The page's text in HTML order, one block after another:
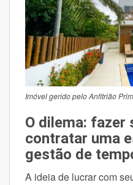
Imóvel gerido pelo Anfitrião
O dilema: fazer
contratar uma
gestão de
A ideia de lucrar com